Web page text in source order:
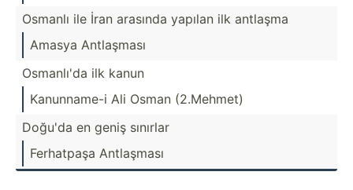
Osmanlı ile İran arasında yapılan ilk antlaşma
Amasya Antlaşması
Osmanlı'da ilk kanun
Kanunn­­ame-i Ali Osman (2.Mehmet)
Doğu'da en geniş sınırlar
Ferhatpaşa Antlaşması